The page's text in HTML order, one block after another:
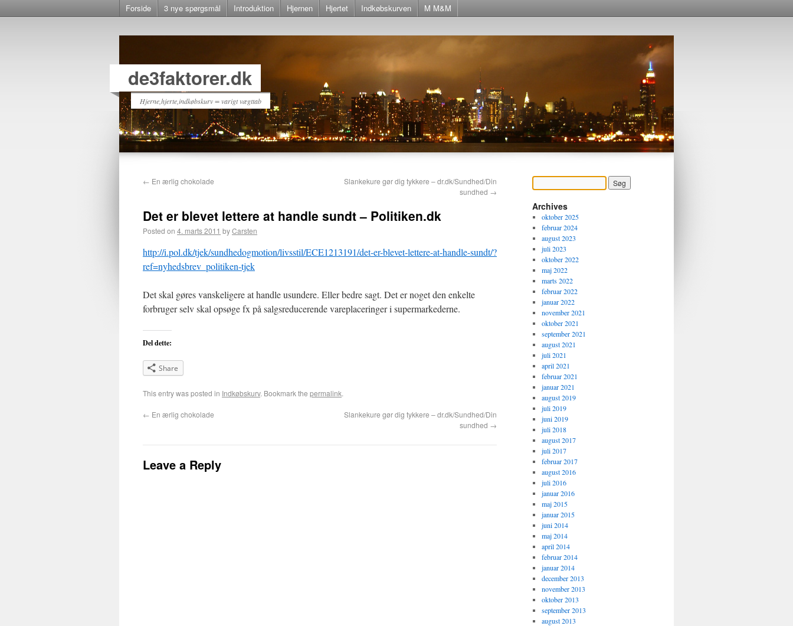
Forside 3 nye spørgsmål Introduktion Hjernen Hjertet Indkøbskurven M M&M
de3faktorer.dk
Hjerne,hjerte,indkøbskurv = varigt vægttab
← En ærlig chokolade
Slankekure gør dig tykkere – dr.dk/Sundhed/Din
sundhed →
Det er blevet lettere at handle sundt – Politiken.dk
Posted on 4. marts 2011 byCarsten
http://i.pol.dk/tjek/sundhedogmotion/livsstil/ECE1213191/det-er-blevet-lettere-at-handle-sundt/?
ref=nyhedsbrev_politiken-tjek
Det skal gøres vanskeligere at handle usundere. Eller bedre sagt. Det er noget den enkelte
forbruger selv skal opsøge fx på salgsreducerende vareplaceringer i supermarkederne.
Del dette:
Share
This entry was posted in Indkøbskurv. Bookmark the permalink.
← En ærlig chokolade
Slankekure gør dig tykkere – dr.dk/Sundhed/Din
sundhed →
Leave a Reply
Archives
oktober 2025
februar 2024
august 2023
juli 2023
oktober 2022
maj 2022
marts 2022
februar 2022
januar 2022
november 2021
oktober 2021
september 2021
august 2021
juli 2021
april 2021
februar 2021
januar 2021
august 2019
juli 2019
juni 2019
juli 2018
august 2017
juli 2017
februar 2017
august 2016
juli 2016
januar 2016
maj 2015
januar 2015
juni 2014
maj 2014
april 2014
februar 2014
januar 2014
december 2013
november 2013
oktober 2013
september 2013
august 2013